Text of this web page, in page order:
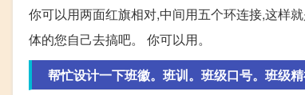
你可以用两面红旗相对,中间用五个环连接,这样
体的您自己去搞吧。 你可以用。
帮忙设计一下班徽。班训。班级口号。班级